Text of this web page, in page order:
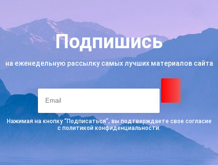
Подпишись
на еженедельную рассылку самых лучших материалов сайта
Нажимая на кнопку “Подписаться”, вы подтверждаете свое согласие
с политикой конфиденциальности.